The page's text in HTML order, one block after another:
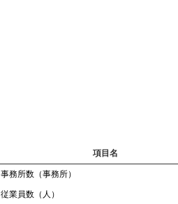
項目名
事務所数（事務所）
従業員数（人）